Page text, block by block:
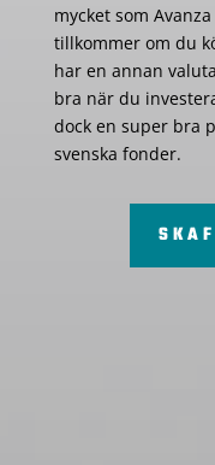
mycket som
tillkommer om du
har en annan
bra när du
dock en super bra
svenska fonder.